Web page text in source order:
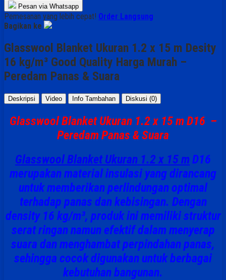
Pesan via Whatsapp
Pemesanan yang lebih cepat! Order Langsung
Bagikan ke
Glasswool Blanket Ukuran 1.2 x 15 m Desity
16 kg/m³ Good Quality Harga Murah –
Peredam Panas & Suara
Deskripsi Video Info Tambahan Diskusi (0)
Glasswool Blanket Ukuran 1.2 x 15 m D16 –
Peredam Panas & Suara
Glasswool Blanket Ukuran 1.2 x 15 m D16
merupakan material insulasi yang dirancang
untuk memberikan perlindungan optimal
terhadap panas dan kebisingan. Dengan
density 16 kg/m³, produk ini memiliki struktur
serat ringan namun efektif dalam menyerap
suara dan menghambat perpindahan panas,
sehingga cocok digunakan untuk berbagai
kebutuhan bangunan.